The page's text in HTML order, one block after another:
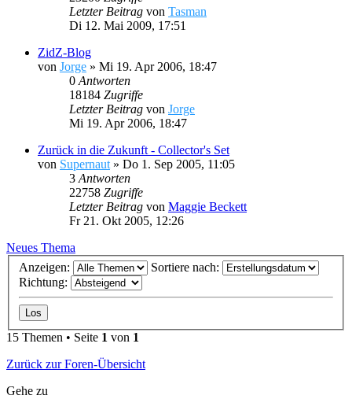
Letzter Beitrag von Tasman
Di 12. Mai 2009, 17:51
ZidZ-Blog
von Jorge » Mi 19. Apr 2006, 18:47
0 Antworten
18184 Zugriffe
Letzter Beitrag von Jorge
Mi 19. Apr 2006, 18:47
Zurück in die Zukunft - Collector's Set
von Supernaut » Do 1. Sep 2005, 11:05
3 Antworten
22758 Zugriffe
Letzter Beitrag von Maggie Beckett
Fr 21. Okt 2005, 12:26
Neues Thema
Anzeigen:
Sortiere nach:
Richtung:
15 Themen • Seite 1 von 1
Zurück zur Foren-Übersicht
Gehe zu